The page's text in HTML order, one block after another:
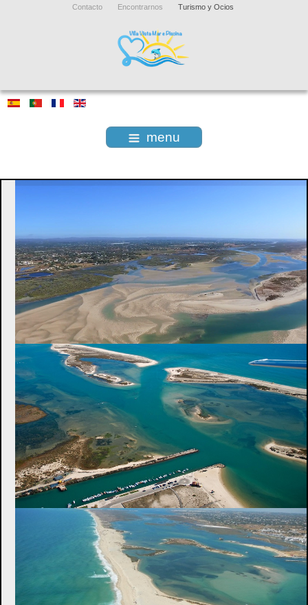
Contacto Encontrarnos Turismo y Ocios
menu